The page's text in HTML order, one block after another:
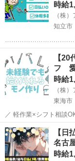
時給
（株
知立市
…………………………… 未経験さん大歓迎 ……………………………
今までの経験や学歴は一切不問！ どの作業も研
愛知 倉
【
フ
時給
（株
東海市
／ 軽作業×シフト相談OK✊ ＼ -------------------------------------- 「経験がない
から不安…」 そんな方でも大丈夫！ 軽作業メインなので 特別なス
キ...
愛知 東海市 倉
【日
名古
時給